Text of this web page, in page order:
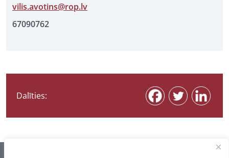
vilis.avotins@rop.lv
67090762
Dalīties: